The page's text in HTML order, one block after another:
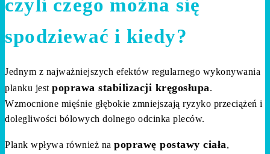
czyli czego można się
spodziewać i kiedy?
Jednym z najważniejszych efektów regularnego wykonywania
planku jest poprawa stabilizacji kręgosłupa.
Wzmocnione mięśnie głębokie zmniejszają ryzyko przeciążeń i
dolegliwości bólowych dolnego odcinka pleców.
Plank wpływa również na poprawę postawy ciała,